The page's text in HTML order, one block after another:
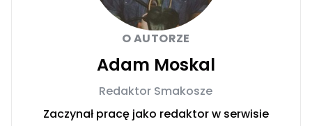
O AUTORZE
Adam Moskal
Redaktor Smakosze
Zaczynał pracę jako redaktor w serwisie